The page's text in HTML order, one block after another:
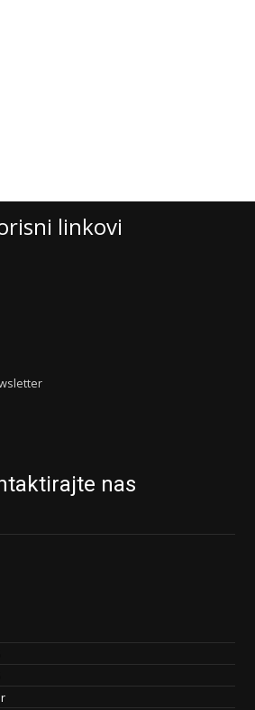
linkovi
nas